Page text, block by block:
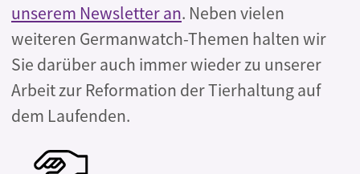
unserem Newsletter an. Neben vielen
weiteren Germanwatch-Themen halten wir
Sie darüber auch immer wieder zu unserer
Arbeit zur Reformation der Tierhaltung auf
dem Laufenden.